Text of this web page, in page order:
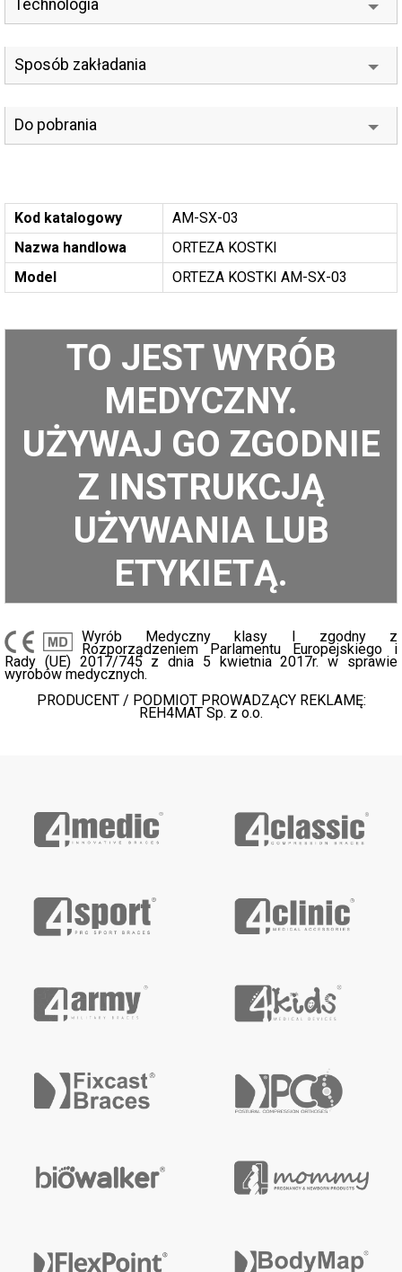
Technologia
Sposób zakładania
Do pobrania
Kod katalogowy
AM-SX-03
Nazwa handlowa
ORTEZA KOSTKI
Model
ORTEZA KOSTKI AM-SX-03
TO JEST WYRÓB
MEDYCZNY.
UŻYWAJ GO ZGODNIE
Z INSTRUKCJĄ
UŻYWANIA LUB
ETYKIETĄ.
Wyrób Medyczny klasy I zgodny z
Rozporządzeniem Parlamentu Europejskiego i
Rady (UE) 2017/745 z dnia 5 kwietnia 2017r. w sprawie
wyrobów medycznych.
PRODUCENT / PODMIOT PROWADZĄCY REKLAMĘ:
REH4MAT Sp. z o.o.